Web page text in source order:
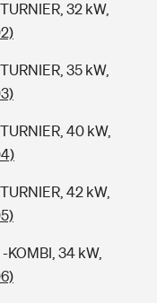
32 kW,
35 kW,
40 kW,
42 kW,
KOMBI, 34 kW,